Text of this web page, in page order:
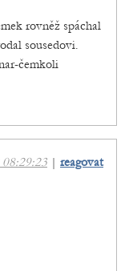
rovněž spáchal
sousedovi.
čemkoli
| reagovat